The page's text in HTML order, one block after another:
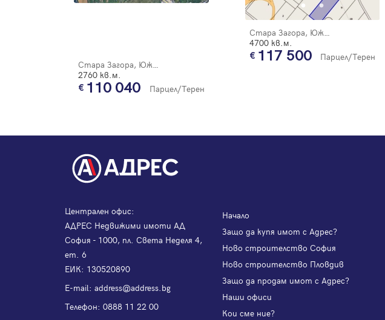
Стара Загора, Южна дъга
2760 кв.м.
110 040 Парцел/Терен
Стара Загора, Южна дъга
4700 кв.м.
117 500 Парцел/Терен
Централен офис:
АДРЕС Недвижими имоти АД
София - 1000, пл. Света Неделя 4,
ет. 6
ЕИК: 130520890
Е-mail: address@address.bg
Телефон: 0888 11 22 00
Начало
Защо да купя имот с Адрес?
Ново строителство София
Ново строителство Пловдив
Защо да продам имот с Адрес?
Наши офиси
Кои сме ние?